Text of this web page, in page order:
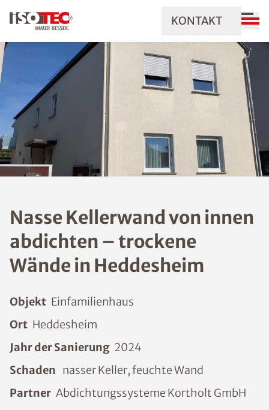
KONTAKT
Nasse Kellerwand von innen
abdichten – trockene
Wände in Heddesheim
Objekt Einfamilienhaus
Ort Heddesheim
Jahr der Sanierung 2024
Schaden nasser Keller, feuchte Wand
Partner Abdichtungssysteme Kortholt GmbH